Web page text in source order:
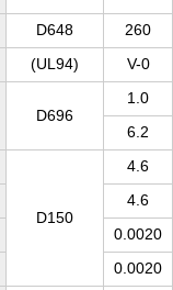
D648
260
(UL94) V-0
D696
1.0
6.2
D150
4.6
4.6
0.0020
0.0020